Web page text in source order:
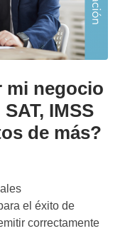
mi negocio
IMSS
de más?
el éxito de
correctamente